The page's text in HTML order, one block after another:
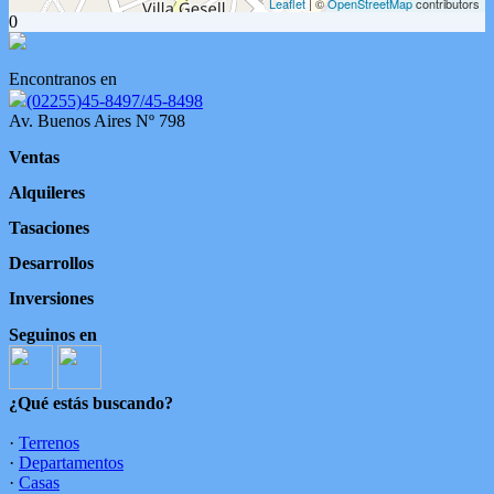
0
Encontranos en
(02255)45-8497/45-8498
Av. Buenos Aires Nº 798
Ventas
Alquileres
Tasaciones
Desarrollos
Inversiones
Seguinos en
¿Qué estás buscando?
· Terrenos
· Departamentos
· Casas